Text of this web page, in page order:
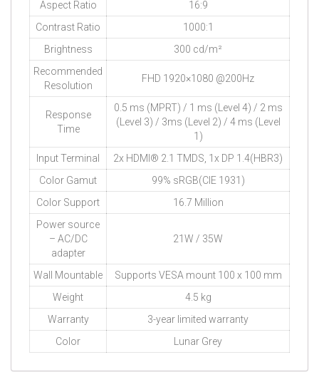
Aspect Ratio
16:9
Contrast Ratio
1000:1
Brightness
300 cd/m²
Recommended
Resolution
FHD 1920×1080 @200Hz
Response
Time
0.5 ms (MPRT) / 1 ms (Level 4) / 2 ms
(Level 3) / 3ms (Level 2) / 4 ms (Level
1)
Input Terminal
2x HDMI® 2.1 TMDS, 1x DP 1.4(HBR3)
Color Gamut
99% sRGB(CIE 1931)
Color Support
16.7 Million
Power source
– AC/DC
adapter
21W / 35W
Wall Mountable
Supports VESA mount 100 x 100 mm
Weight
4.5 kg
Warranty
3-year limited warranty
Color
Lunar Grey